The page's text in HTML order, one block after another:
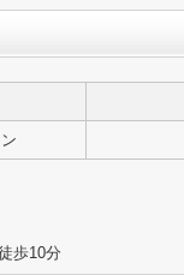
歩10分